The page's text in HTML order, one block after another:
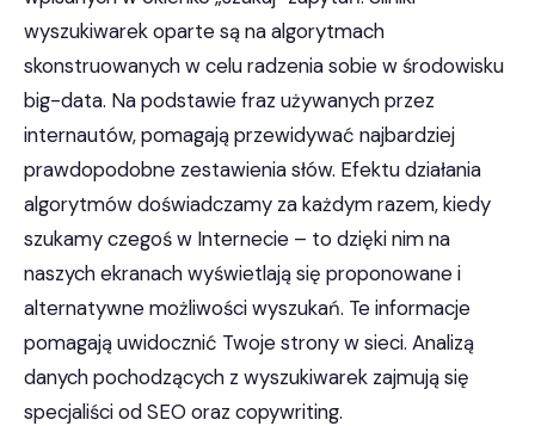
wyszukiwarek oparte są na algorytmach
skonstruowanych w celu radzenia sobie w środowisku
big-data. Na podstawie fraz używanych przez
internautów, pomagają przewidywać najbardziej
prawdopodobne zestawienia słów. Efektu działania
algorytmów doświadczamy za każdym razem, kiedy
szukamy czegoś w Internecie – to dzięki nim na
naszych ekranach wyświetlają się proponowane i
alternatywne możliwości wyszukań. Te informacje
pomagają uwidocznić Twoje strony w sieci. Analizą
danych pochodzących z wyszukiwarek zajmują się
specjaliści od SEO oraz copywriting.